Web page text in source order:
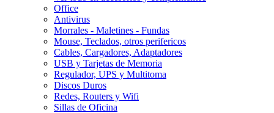
Office
Antivirus
Morrales - Maletines - Fundas
Mouse, Teclados, otros perifericos
Cables, Cargadores, Adaptadores
USB y Tarjetas de Memoria
Regulador, UPS y Multitoma
Discos Duros
Redes, Routers y Wifi
Sillas de Oficina